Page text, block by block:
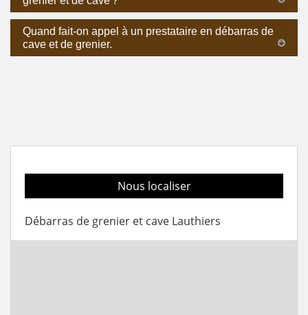
Quand fait-on appel à un prestataire en débarras de
cave et de grenier.
Nous localiser
Débarras de grenier et cave Lauthiers